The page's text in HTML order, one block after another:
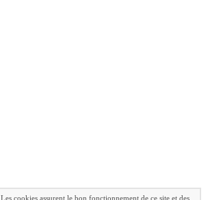
Les cookies assurent le bon fonctionnement de ce site et des